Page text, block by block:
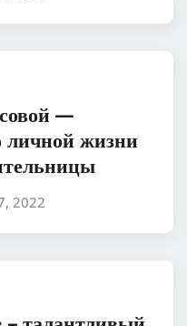
—
личной жизни
2022